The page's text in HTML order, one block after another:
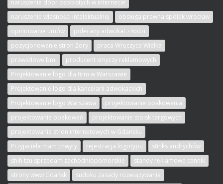
naruszenie dóbr osobistych w internecie
naruszenie własności intelektualnej
obsługa prawna spółek wrocław
opiniowanie umów
polecany adwokat z łodzi
pozycjonowanie stron Żory
praca Wręczyca Wielka
prawidłowe bmi
producent smyczy reklamowych
Projektowanie logo dla firm w Warszawie
Projektowanie logo dla kancelarii adwokackich
Projektowanie logo Warszawa
projektowanie opakowania
projektowanie opakowań
projektowanie stoisk targowych
projektowanie stron internetowych w Gdańsku
Przyjaciela mam chwyty
rejestracja logotypu
sfinks andrychów
shih tzu sprzedam zachodniopomorskie
standy reklamowe cennik
strony www Gdańsk
sudoku zasady rozwiązywania